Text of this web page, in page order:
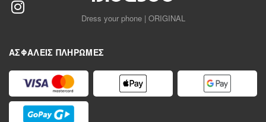
Dress your phone | ORIGINAL
ΑΣΦΑΛΕΊΣ ΠΛΗΡΩΜΈΣ